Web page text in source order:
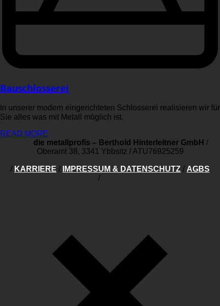
Bauschlosserei
In unserer modern eingerichteten Schlosserei realisieren wir für
Sie alles was mit Metall möglich ist.
READ MORE
die metallprofis – Berthold Hinterleitner GmbH /
Oberamt 38, 3341 Ybbsitz /ATU76925259
/ KARRIERE / IMPRESSUM & DATENSCHUTZ / AGBS
/